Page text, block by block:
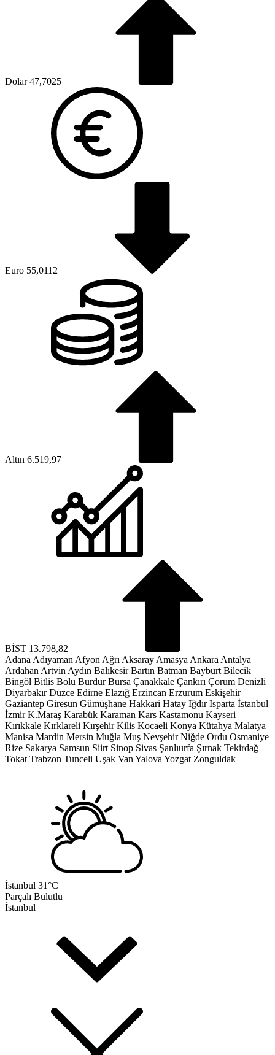
Dolar 47,7025
Euro 55,0112
Altın 6.519,97
BİST 13.798,82
Adana Adıyaman Afyon Ağrı Aksaray Amasya Ankara Antalya
Ardahan Artvin Aydın Balıkesir Bartın Batman Bayburt Bilecik
Bingöl Bitlis Bolu Burdur Bursa Çanakkale Çankırı Çorum Denizli
Diyarbakır Düzce Edirne Elazığ Erzincan Erzurum Eskişehir
Gaziantep Giresun Gümüşhane Hakkari Hatay Iğdır Isparta İstanbul
İzmir K.Maraş Karabük Karaman Kars Kastamonu Kayseri
Kırıkkale Kırklareli Kırşehir Kilis Kocaeli Konya Kütahya Malatya
Manisa Mardin Mersin Muğla Muş Nevşehir Niğde Ordu Osmaniye
Rize Sakarya Samsun Siirt Sinop Sivas Şanlıurfa Şırnak Tekirdağ
Tokat Trabzon Tunceli Uşak Van Yalova Yozgat Zonguldak
İstanbul 31°C
Parçalı Bulutlu
İstanbul